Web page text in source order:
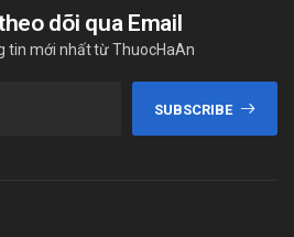
dõi qua Email
tin mới nhất từ ThuocHaAn
SUBSCRIBE